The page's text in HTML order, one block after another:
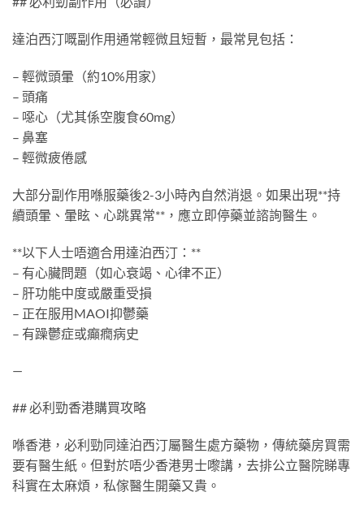
達泊西汀嘅副作用通常輕微且短暫，最常見包括：
– 輕微頭暈（約10%用家）
– 頭痛
– 噁心（尤其係空腹食60mg）
– 鼻塞
– 輕微疲倦感
大部分副作用喺服藥後2-3小時內自然消退。如果出現**持
續頭暈、暈眩、心跳異常**，應立即停藥並諮詢醫生。
**以下人士唔適合用達泊西汀：**
– 有心臟問題（如心衰竭、心律不正）
– 肝功能中度或嚴重受損
– 正在服用MAOI抑鬱藥
– 有躁鬱症或癲癇病史
—
## 必利勁香港購買攻略
喺香港，必利勁同達泊西汀屬醫生處方藥物，傳統藥房買需
要有醫生紙。但對於唔少香港男士嚟講，去排公立醫院睇專
科實在太麻煩，私傢醫生開藥又貴。